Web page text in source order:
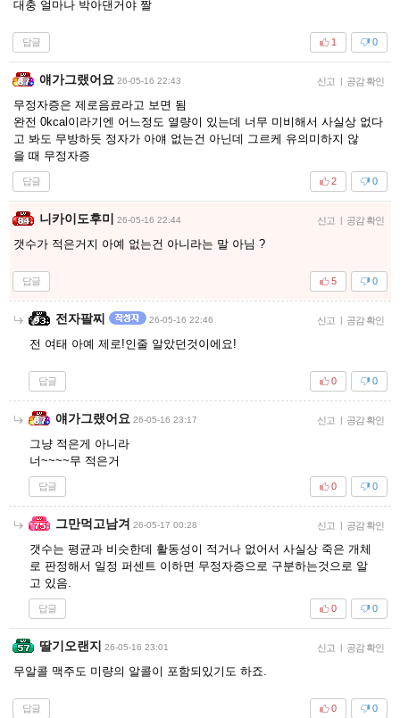
대충 얼마나 박아댄거야 짤
답글 0
1
얘가그랬어요 26-05-16 22:43 신고 | 공감 확인
무정자증은 제로음료라고 보면 됨
완전 0kcal이라기엔 어느정도 열량이 있는데 너무 미비해서 사실상 없다
고 봐도 무방하듯 정자가 아얘 없는건 아닌데 그르케 유의미하지 않
을 때 무정자증
답글 0
2
니카이도후미 26-05-16 22:44 신고 | 공감 확인
갯수가 적은거지 아예 없는건 아니라는 말 아님 ?
답글 0
5
전자팔찌 26-05-16 22:46 신고 | 공감 확인
전 여태 아예 제로!인줄 알았던것이에요!
답글 0
0
얘가그랬어요 26-05-16 23:17 신고 | 공감 확인
그냥 적은게 아니라
너~~~~무 적은거
답글 0
0
그만먹고남겨 26-05-17 00:28 신고 | 공감 확인
갯수는 평균과 비슷한데 활동성이 적거나 없어서 사실상 죽은 개체
로 판정해서 일정 퍼센트 이하면 무정자증으로 구분하는것으로 알
고 있음.
답글 0
0
딸기오랜지 26-05-16 23:01 신고 | 공감 확인
무알콜 맥주도 미량의 알콜이 포함되있기도 하죠.
답글 0
0